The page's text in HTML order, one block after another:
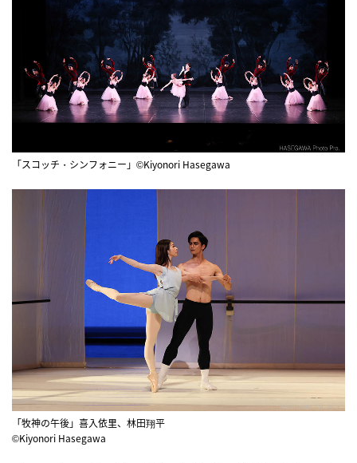
「スコッチ・シンフォニー」©Kiyonori Hasegawa
「牧神の午後」喜入依里、林田翔平
©Kiyonori Hasegawa